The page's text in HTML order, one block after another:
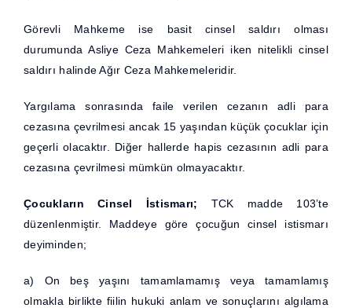
Görevli Mahkeme ise basit cinsel saldırı olması
durumunda Asliye Ceza Mahkemeleri iken nitelikli cinsel
saldırı halinde Ağır Ceza Mahkemeleridir.
Yargılama sonrasında faile verilen cezanın adli para
cezasına çevrilmesi ancak 15 yaşından küçük çocuklar için
geçerli olacaktır. Diğer hallerde hapis cezasının adli para
cezasına çevrilmesi mümkün olmayacaktır.
Çocukların Cinsel İstismarı; TCK madde 103’te
düzenlenmiştir. Maddeye göre çocuğun cinsel istismarı
deyiminden;
a) On beş yaşını tamamlamamış veya tamamlamış
olmakla birlikte fiilin hukuki anlam ve sonuçlarını algılama